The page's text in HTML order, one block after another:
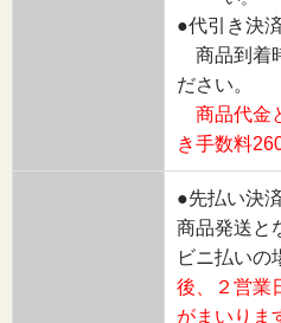
●代引き決済
商品到着
ださい。
商品代金
き手数料
●先払い決
商品発送と
ビニ払いの
後、２営業
がまいりま